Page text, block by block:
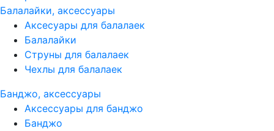
Балалайки, аксессуары
Аксесуары для балалаек
Балалайки
Струны для балалаек
Чехлы для балалаек
Банджо, аксессуары
Аксессуары для банджо
Банджо